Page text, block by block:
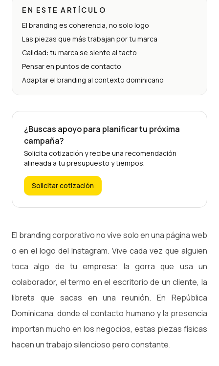
EN ESTE ARTÍCULO
El branding es coherencia, no solo logo
Las piezas que más trabajan por tu marca
Calidad: tu marca se siente al tacto
Pensar en puntos de contacto
Adaptar el branding al contexto dominicano
¿Buscas apoyo para planificar tu próxima
campaña?
Solicita cotización y recibe una recomendación
alineada a tu presupuesto y tiempos.
Solicitar cotización
El branding corporativo no vive solo en una página web
o en el logo del Instagram. Vive cada vez que alguien
toca algo de tu empresa: la gorra que usa un
colaborador, el termo en el escritorio de un cliente, la
libreta que sacas en una reunión. En República
Dominicana, donde el contacto humano y la presencia
importan mucho en los negocios, estas piezas físicas
hacen un trabajo silencioso pero constante.